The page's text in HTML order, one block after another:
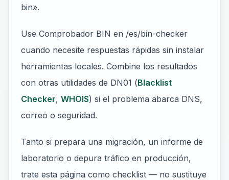
bin».
Use Comprobador BIN en /es/bin-checker
cuando necesite respuestas rápidas sin instalar
herramientas locales. Combine los resultados
con otras utilidades de DN01 (Blacklist
Checker, WHOIS) si el problema abarca DNS,
correo o seguridad.
Tanto si prepara una migración, un informe de
laboratorio o depura tráfico en producción,
trate esta página como checklist — no sustituye